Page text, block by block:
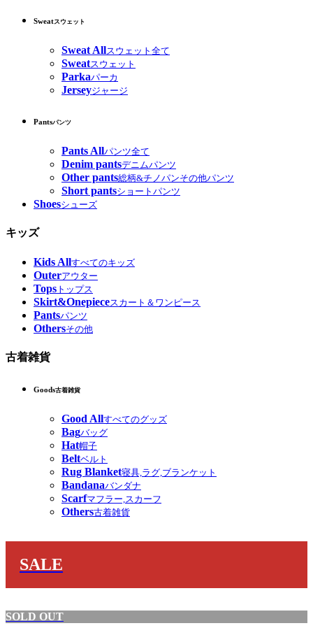
Sweatスウェット
Sweat Allスウェット全て
Sweatスウェット
Parkaパーカ
Jerseyジャージ
Pantsパンツ
Pants Allパンツ全て
Denim pantsデニムパンツ
Other pants総柄&チノパンその他パンツ
Short pantsショートパンツ
Shoesシューズ
キッズ
Kids Allすべてのキッズ
Outerアウター
Tops トップス
Skirt&Onepieceスカート＆ワンピース
Pantsパンツ
Othersその他
古着雑貨
Goods古着雑貨
Good Allすべてのグッズ
Bagバッグ
Hat帽子
Beltベルト
Rug Blanket寝具,ラグ,ブランケット
Bandanaバンダナ
Scarfマフラー,スカーフ
Others古着雑貨
SALE
SOLD OUT